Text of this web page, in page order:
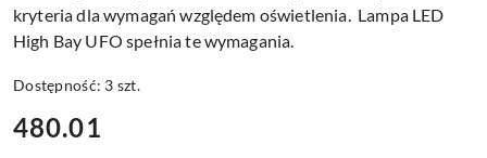
kryteria dla wymagań względem oświetlenia. Lampa LED
High Bay UFO spełnia te wymagania.
Dostępność: 3 szt.
cena:
480.01